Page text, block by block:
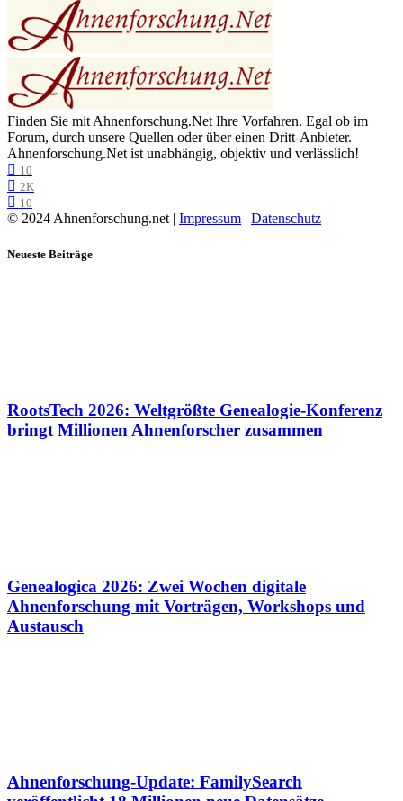
Finden Sie mit Ahnenforschung.Net Ihre Vorfahren. Egal ob im
Forum, durch unsere Quellen oder über einen Dritt-Anbieter.
Ahnenforschung.Net ist unabhängig, objektiv und verlässlich!
10
2K
10
© 2024 Ahnenforschung.net | Impressum | Datenschutz
Neueste Beiträge
RootsTech 2026: Weltgrößte Genealogie-Konferenz
bringt Millionen Ahnenforscher zusammen
Genealogica 2026: Zwei Wochen digitale
Ahnenforschung mit Vorträgen, Workshops und
Austausch
Ahnenforschung-Update: FamilySearch